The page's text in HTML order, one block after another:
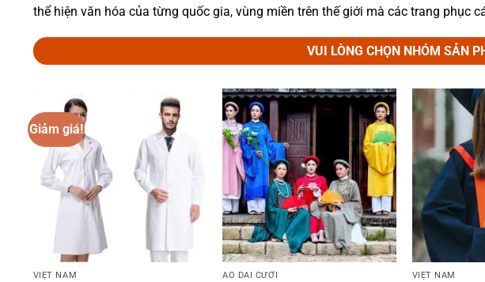
thể hiện văn hóa của từng quốc gia, vùng miền trên thế giới mà các trang phục
VUI LÒNG CHỌN NHÓM SẢN
Giảm giá!
Add to
wishlist
VIỆT NAM
Add to
wishlist
ÁO DÀI CƯỚI VIỆT NAM